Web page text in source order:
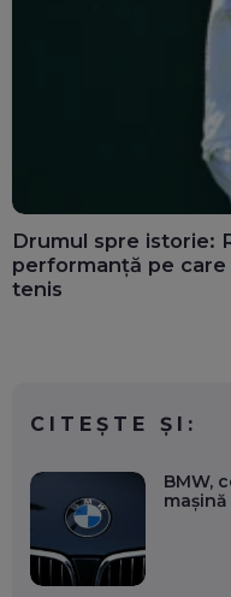
Drumul spre istorie:
performanță pe
tenis
CITEȘTE ȘI:
BMW,
mașină